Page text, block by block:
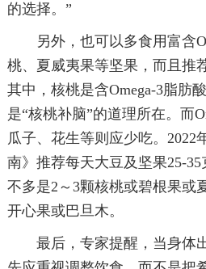
的选择。”
另外，也可以多食用富含
桃、夏威夷果等坚果，而且推
其中，核桃是含Omega-3脂肪
是“核桃补脑”的道理所在。而
瓜子、花生等则应少吃。2022
南》推荐每天大豆及坚果25-
不多是2～3颗核桃或碧根果或
开心果或巴旦木。
最后，专家提醒，当身体